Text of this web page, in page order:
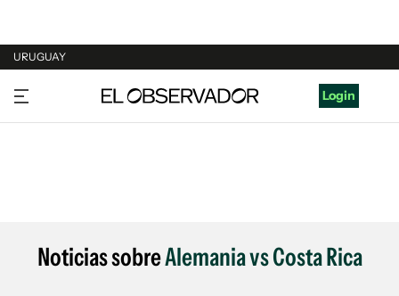
URUGUAY
URUGUAY
ARGENTINA
Login
Noticias sobreAlemania vs Costa Rica